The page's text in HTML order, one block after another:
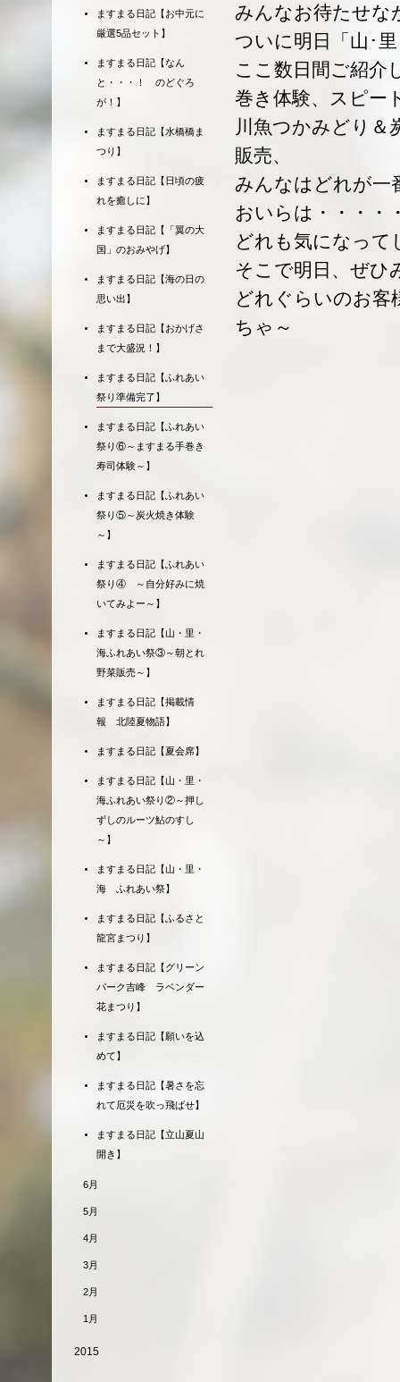
みんなお待たせな
ついに明日「山･
ここ数日間ご紹介
巻き体験、スピー
川魚つかみどり＆
販売、
みんなはどれが一
おいらは・・・・
どれも気になって
そこで明日、ぜひ
どれぐらいのお客
ちゃ～
ますまる日記【お中元に
厳選5品セット】
ますまる日記【なん
と・・・！ のどぐろ
が！】
ますまる日記【水橋橋ま
つり】
ますまる日記【日頃の疲
れを癒しに】
ますまる日記【「翼の大
国」のおみやげ】
ますまる日記【海の日の
思い出】
ますまる日記【おかげさ
まで大盛況！】
ますまる日記【ふれあい
祭り準備完了】
ますまる日記【ふれあい
祭り⑥～ますまる手巻き
寿司体験～】
ますまる日記【ふれあい
祭り⑤～炭火焼き体験
～】
ますまる日記【ふれあい
祭り④ ～自分好みに焼
いてみよー～】
ますまる日記【山・里・
海ふれあい祭③～朝とれ
野菜販売～】
ますまる日記【掲載情
報 北陸夏物語】
ますまる日記【夏会席】
ますまる日記【山・里・
海ふれあい祭り②～押し
ずしのルーツ鮎のすし
～】
ますまる日記【山・里・
海 ふれあい祭】
ますまる日記【ふるさと
龍宮まつり】
ますまる日記【グリーン
パーク吉峰 ラベンダー
花まつり】
ますまる日記【願いを込
めて】
ますまる日記【暑さを忘
れて厄災を吹っ飛ばせ】
ますまる日記【立山夏山
開き】
6月
5月
4月
3月
2月
1月
2015